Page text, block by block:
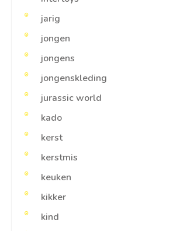
jarig
jongen
jongens
jongenskleding
jurassic world
kado
kerst
kerstmis
keuken
kikker
kind